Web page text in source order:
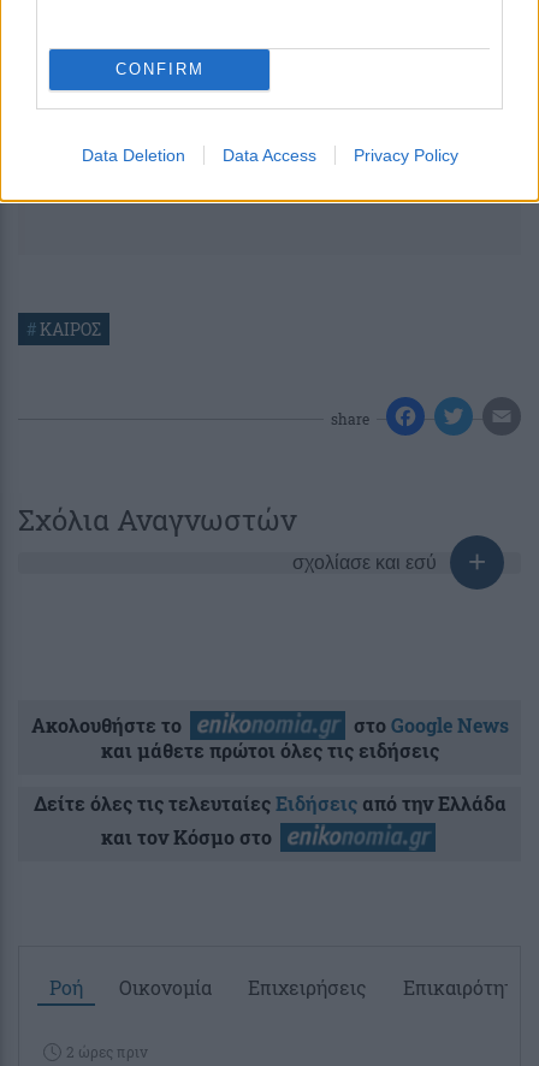
CONFIRM
Data Deletion Data Access Privacy Policy
#ΚΑΙΡΟΣ
share
Σχόλια Αναγνωστών
σχολίασε και εσύ
Ακολουθήστε το στοGoogle News
και μάθετε πρώτοι όλες τις ειδήσεις
Δείτε όλες τις τελευταίεςΕιδήσειςαπό την Ελλάδα
και τον Κόσμο στο
Ροή Οικονομία Επιχειρήσεις Επικαιρότητα
2 ώρες πριν